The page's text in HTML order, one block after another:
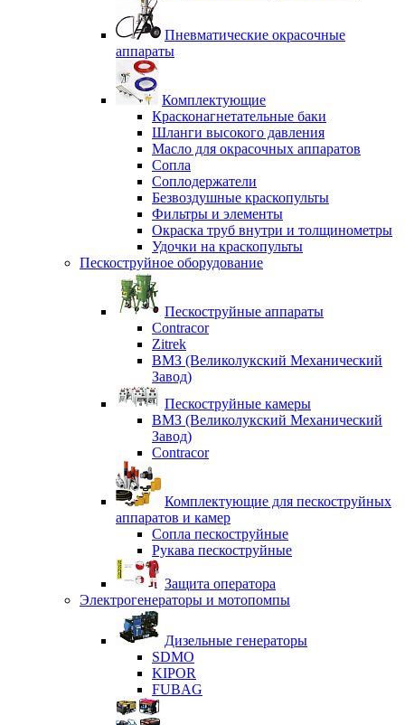
Пневматические окрасочные
аппараты
Комплектующие
Красконагнетательные баки
Шланги высокого давления
Масло для окрасочных аппаратов
Сопла
Соплодержатели
Безвоздушные краскопульты
Фильтры и элементы
Окраска труб внутри и толщинометры
Удочки на краскопульты
Пескоструйное оборудование
Пескоструйные аппараты
Contracor
Zitrek
ВМЗ (Великолукский Механический
Завод)
Пескоструйные камеры
ВМЗ (Великолукский Механический
Завод)
Contracor
Комплектующие для пескоструйных
аппаратов и камер
Сопла пескоструйные
Рукава пескоструйные
Защита оператора
Электрогенераторы и мотопомпы
Дизельные генераторы
SDMO
KIPOR
FUBAG